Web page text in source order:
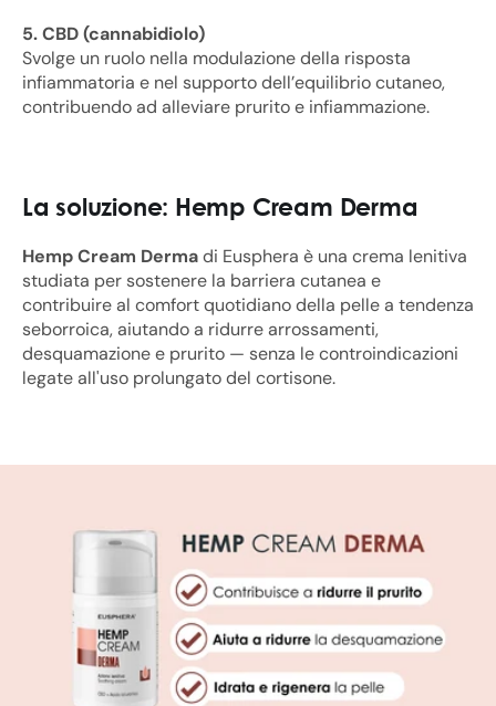
5. CBD (cannabidiolo)
Svolge un ruolo nella modulazione della risposta
infiammatoria e nel supporto dell’equilibrio cutaneo,
contribuendo ad alleviare prurito e infiammazione.
La soluzione: Hemp Cream Derma
Hemp Cream Dermadi Eusphera è una crema lenitiva
studiata per sostenere la barriera cutanea e
contribuire al comfort quotidiano della pelle a tendenza
seborroica, aiutando a ridurre arrossamenti,
desquamazione e prurito — senza le controindicazioni
legate all'uso prolungato del cortisone.